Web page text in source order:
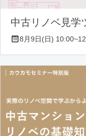
中古リノベ見学
8月9日(日)